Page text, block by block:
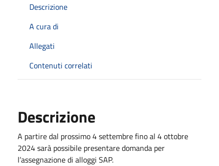
Descrizione
A cura di
Allegati
Contenuti correlati
Descrizione
A partire dal prossimo 4 settembre fino al 4 ottobre
2024 sarà possibile presentare domanda per
l’assegnazione di alloggi SAP.